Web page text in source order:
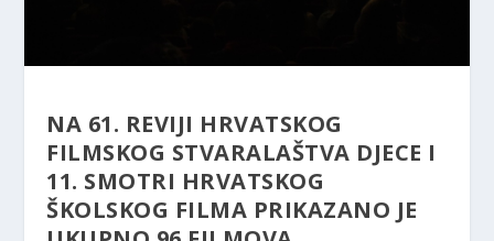
NA 61. REVIJI HRVATSKOG
FILMSKOG STVARALAŠTVA DJECE I
11. SMOTRI HRVATSKOG
ŠKOLSKOG FILMA PRIKAZANO JE